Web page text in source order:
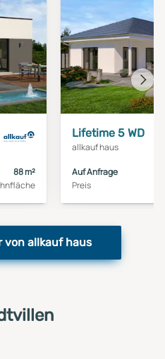
88 m²
Lifetime 5 WD
allkauf haus
Auf Anfrage
Preis
Haus
von allkauf haus